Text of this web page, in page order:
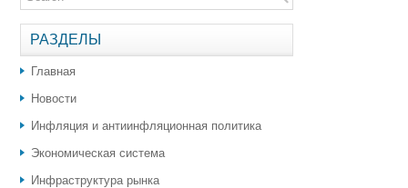
РАЗДЕЛЫ
Главная
Новости
Инфляция и антиинфляционная политика
Экономическая система
Инфраструктура рынка